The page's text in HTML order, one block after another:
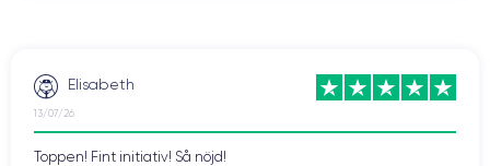
Elisabeth
13/07/26
Toppen! Fint initiativ! Så nöjd!